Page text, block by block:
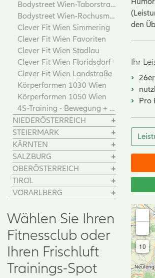
Bodystreet Wien-Taborstrasse
Bodystreet Wien-Rochusmarkt
Clever Fit Wien Simmering
Clever Fit Wien Favoriten
Clever Fit Wien Stadlau
Clever Fit Wien Floridsdorf
Clever Fit Wien Landstraße
Körperformen 1030 Wien
Körperformen 1050 Wien
4S-Training - Bewegung + Entspannung + Ernährung + Motivation
NIEDERÖSTERREICH
STEIERMARK
KÄRNTEN
SALZBURG
OBERÖSTERREICH
TIROL
VORARLBERG
Wählen Sie Ihren
Fitnessclub oder
Ihren Frischluft
Trainings-Spot
den
Ihr
Pro
10